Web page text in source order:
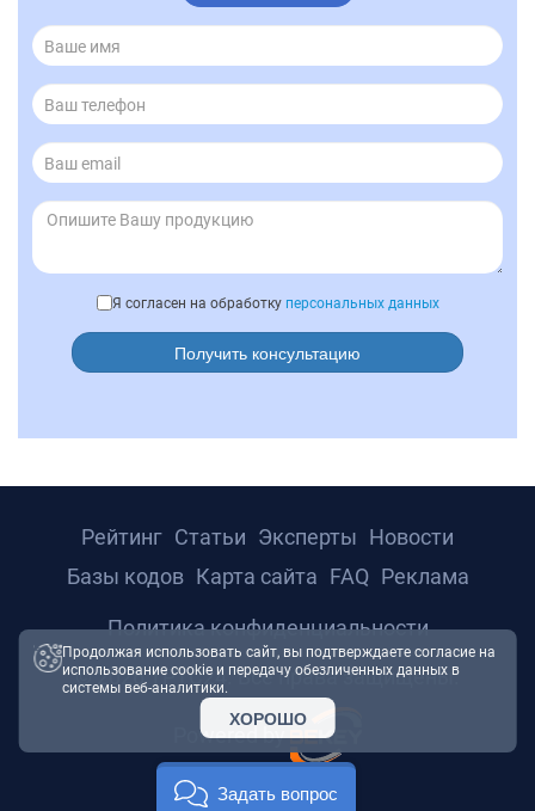
Я согласен на обработку персональных данных
Получить консультацию
© 2026 ТРТС24. Все права защищены.
Powered by
Рейтинг Статьи Эксперты Новости
Базы кодов Карта сайта FAQ Реклама
Политика конфиденциальности
Продолжая использовать сайт, вы подтверждаете согласие на
использование cookie и передачу обезличенных данных в
системы веб-аналитики.
ХОРОШО
Задать вопрос